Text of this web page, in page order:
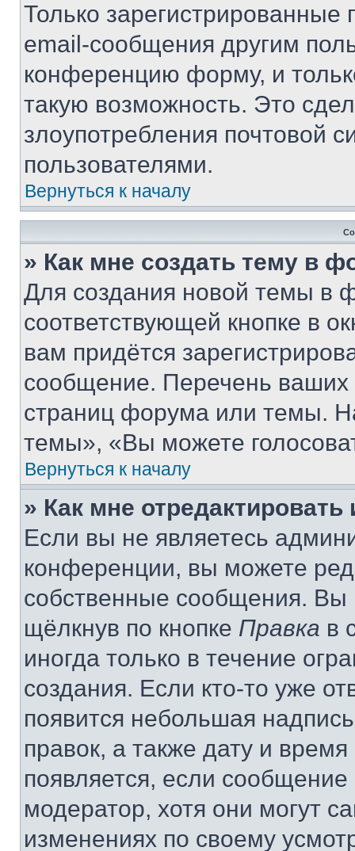
Только зарегистрированные
email-сообщения другим
конференцию форму, и
такую возможность. Это
злоупотребления почтовой
пользователями.
Вернуться к началу
» Как мне создать тему в
Для создания новой темы в
соответствующей кнопке в
вам придётся
сообщение. Перечень ваших
страниц форума или темы.
темы», «Вы можете
Вернуться к началу
» Как мне
Если вы не являетесь
конференции, вы можете
собственные сообщения. Вы
щёлкнув по кнопке Правка в
иногда только в течение
создания. Если кто-то уже
появится небольшая
правок, а также дату и
появляется, если
модератор, хотя они могут
изменениях по своему